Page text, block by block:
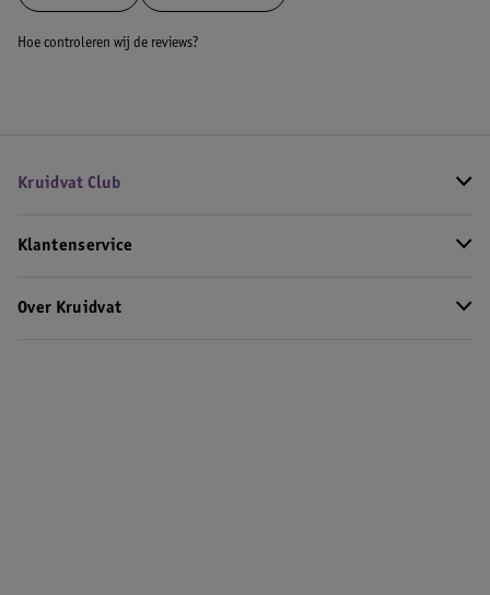
Hoe controleren wij de reviews?
Kruidvat Club
Klantenservice
Over Kruidvat